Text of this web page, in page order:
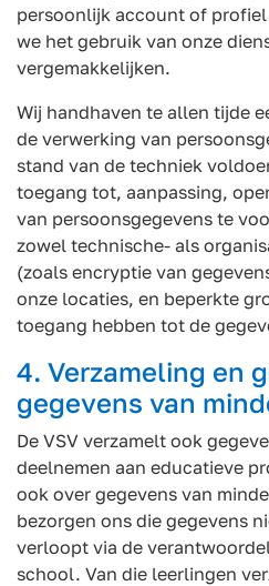
persoonlijk account of
we het gebruik van onze
vergemakkelijken.
Wij handhaven te allen tijde
de verwerking van
stand van de techniek
toegang tot, aanpassing,
van persoonsgegevens te
zowel technische- als
(zoals encryptie van
onze locaties, en beperkte
toegang hebben tot de
4. Verzameling en
gegevens van
De VSV verzamelt ook
deelnemen aan educatieve
ook over gegevens van
bezorgen ons die gegevens
verloopt via de
school. Van die leerlingen